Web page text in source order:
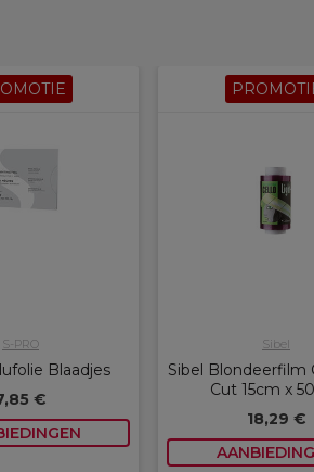
S-PRO
Blaadjes
€
Sibel
Sibel Blondeerfilm
Cut 15cm x
18,29 €